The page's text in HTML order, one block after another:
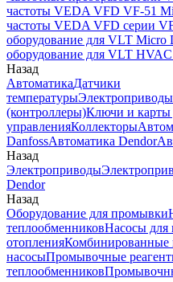
частоты VEDA VFD VF-51
частоты VEDA VFD серии
оборудование для VLT Micro
оборудование для VLT HVAC
Назад
АвтоматикаДатчики
температурыЭлектроприводы
(контроллеры)Ключи и карты
управленияКоллекторы
DanfossАвтоматика Dendor
Назад
Электроприводы
Dendor
Назад
Оборудование для промывки
теплообменниковНасосы для
отопления
насосыПромывочные
теплообменников